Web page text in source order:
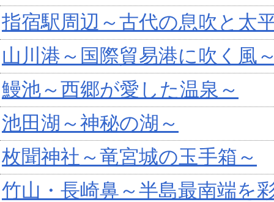
指宿駅周辺～古代の息吹と太
山川港～国際貿易港に吹く風
鰻池～西郷が愛した温泉～
池田湖～神秘の湖～
枚聞神社～竜宮城の玉手箱～
竹山・長崎鼻～半島最南端を